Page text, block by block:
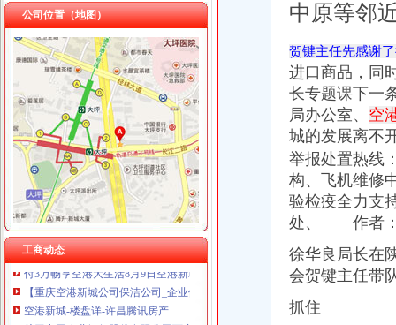
上海兆妩贸易有限公司重庆天地分公司 渝中 （工商注册）
杭州思锐贸易有限公司重庆分公司 渝中 （工商注册）
公司位置（地图）
工商动态
空港新城开公司
空港新城列入住建部重大计划这些低价盘身价要涨-合肥搜狐焦点
空港新城房价网,2018空港新城房价走势图,重庆渝北空港新城二手房
咸机场空港新城秦塬酒店预订,咸机场空港新城秦塬酒店价格_地
开放广场+叠水景观空港新城总部大楼将成新地标-重庆搜狐焦点
空港新城华丽升级港城国际抢房正当时-房产新闻-重庆搜狐焦点网
中国新城镇参与拓展扬州空港新城|新城镇|拓展|空港新城_新浪财经_新
付3万畅享空港大生活8月9日空港新城盛大开盘-导购-许昌乐居网
【重庆空港新城公司保洁公司_企业保洁_单位保洁】-重庆赶集网
空港新城-楼盘详-许昌腾讯房产
关于中国农业银行股份有限公司西安空港新城支行开业的批复
中原等邻
贺键主任先感谢
进口商品，同
长专题课下一
局办公室、 空
城的发展离不
举报处置热线
构、飞机维修
验检疫全力支
处、 作者
徐华良局长在
会贺键主任带
抓住